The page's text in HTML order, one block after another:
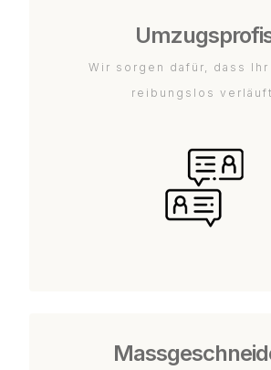
Wir sorgen dafür, dass Ihr
reibungslos verläuft.